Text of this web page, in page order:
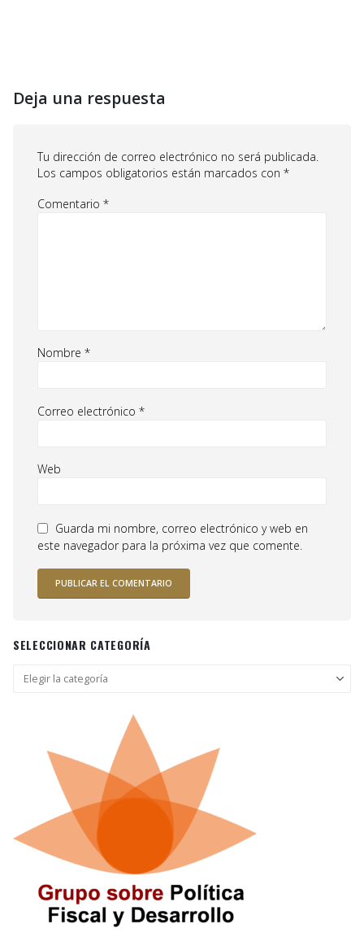
Deja una respuesta
Tu dirección de correo electrónico no será publicada.
Los campos obligatorios están marcados con *
Comentario *
Nombre *
Correo electrónico *
Web
Guarda mi nombre, correo electrónico y web en
este navegador para la próxima vez que comente.
SELECCIONAR CATEGORÍA
Seleccionar
categoría